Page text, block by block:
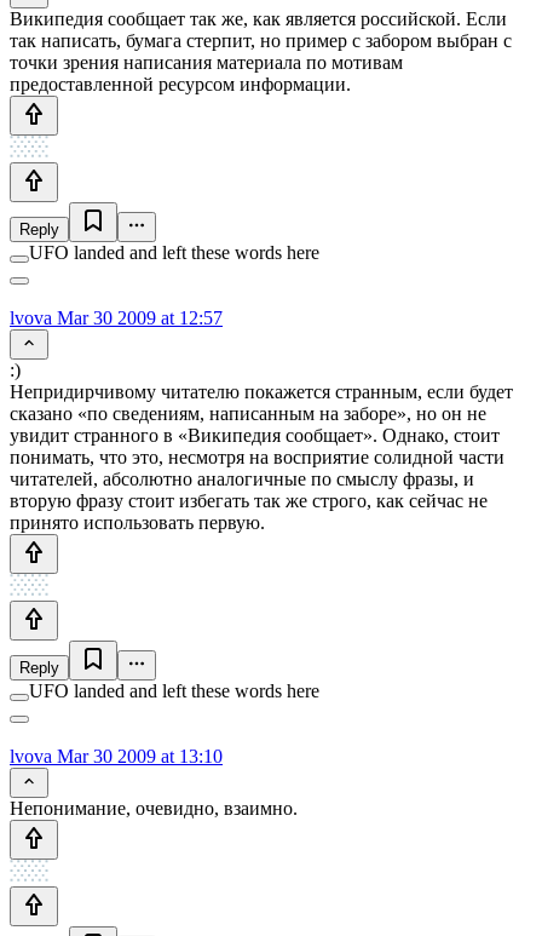
Википедия сообщает так же, как является российской. Если
так написать, бумага стерпит, но пример с забором выбран с
точки зрения написания материала по мотивам
предоставленной ресурсом информации.
Reply
UFO landed and left these words here
lvova Mar 30 2009 at 12:57
:)
Непридирчивому читателю покажется странным, если будет
сказано «по сведениям, написанным на заборе», но он не
увидит странного в «Википедия сообщает». Однако, стоит
понимать, что это, несмотря на восприятие солидной части
читателей, абсолютно аналогичные по смыслу фразы, и
вторую фразу стоит избегать так же строго, как сейчас не
принято использовать первую.
Reply
UFO landed and left these words here
lvova Mar 30 2009 at 13:10
Непонимание, очевидно, взаимно.